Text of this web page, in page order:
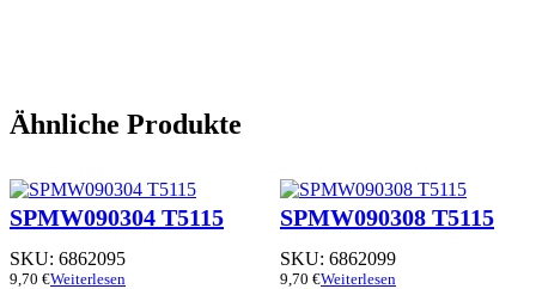
Ähnliche Produkte
SPMW090304 T5115
SKU: 6862095
9,70 €Weiterlesen
SPMW090308 T5115
SKU: 6862099
9,70 €Weiterlesen